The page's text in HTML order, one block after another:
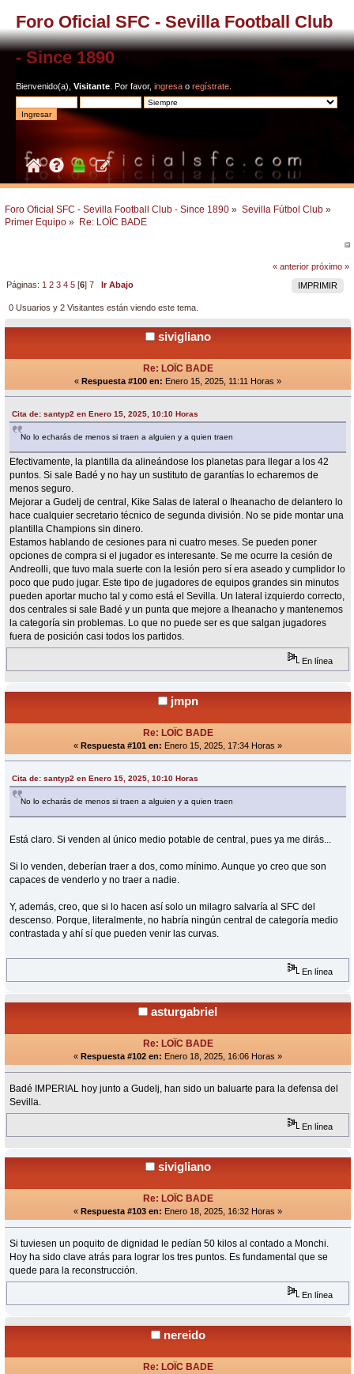
Foro Oficial SFC - Sevilla Football Club
- Since 1890
Bienvenido(a), Visitante . Por favor, ingresa o regístrate
Foro Oficial SFC - Sevilla Football Club - Since 1890 » Sevilla Fútbol Club »
Primer Equipo » Re: LOÏC BADE
« anterior próximo »
IMPRIMIR
Páginas: 1 2 3 4 5 [6]7 Ir Abajo
0 Usuarios y 2 Visitantes están viendo este tema.
sivigliano
Re: LOÏC BADE
« Respuesta #100 en: Enero 15, 2025, 11:11 Horas »
Cita de: santyp2 en Enero 15, 2025, 10:10 Horas
No lo echarás de menos si traen a alguien y a quien traen
Efectivamente, la plantilla da alineándose los planetas para llegar a los 42
puntos. Si sale Badé y no hay un sustituto de garantías lo echaremos de
menos seguro.
Mejorar a Gudelj de central, Kike Salas de lateral o Iheanacho de delantero lo
hace cualquier secretario técnico de segunda división. No se pide montar una
plantilla Champions sin dinero.
Estamos hablando de cesiones para ni cuatro meses. Se pueden poner
opciones de compra si el jugador es interesante. Se me ocurre la cesión de
Andreolli, que tuvo mala suerte con la lesión pero sí era aseado y cumplidor lo
poco que pudo jugar. Este tipo de jugadores de equipos grandes sin minutos
pueden aportar mucho tal y como está el Sevilla. Un lateral izquierdo correcto,
dos centrales si sale Badé y un punta que mejore a Iheanacho y mantenemos
la categoría sin problemas. Lo que no puede ser es que salgan jugadores
fuera de posición casi todos los partidos.
En línea
jmpn
Re: LOÏC BADE
« Respuesta #101 en: Enero 15, 2025, 17:34 Horas »
Cita de: santyp2 en Enero 15, 2025, 10:10 Horas
No lo echarás de menos si traen a alguien y a quien traen
Está claro. Si venden al único medio potable de central, pues ya me dirás...
Si lo venden, deberían traer a dos, como mínimo. Aunque yo creo que son
capaces de venderlo y no traer a nadie.
Y, además, creo, que si lo hacen así solo un milagro salvaría al SFC del
descenso. Porque, literalmente, no habría ningún central de categoría medio
contrastada y ahí sí que pueden venir las curvas.
En línea
asturgabriel
Re: LOÏC BADE
« Respuesta #102 en: Enero 18, 2025, 16:06 Horas »
Badé IMPERIAL hoy junto a Gudelj, han sido un baluarte para la defensa del
Sevilla.
En línea
sivigliano
Re: LOÏC BADE
« Respuesta #103 en: Enero 18, 2025, 16:32 Horas »
Si tuviesen un poquito de dignidad le pedían 50 kilos al contado a Monchi.
Hoy ha sido clave atrás para lograr los tres puntos. Es fundamental que se
quede para la reconstrucción.
En línea
nereido
Re: LOÏC BADE